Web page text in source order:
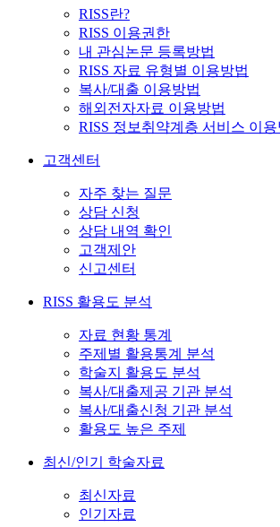
RISS란?
RISS 이용권한
내 관심논문 등록방법
RISS 자료 유형별 이용방법
복사/대출 이용방법
해외전자자료 이용방법
RISS 정보취약계층 서비스 이용
고객센터
자주 찾는 질문
상담 신청
상담 내역 확인
고객제안
신고센터
RISS 활용도 분석
자료 현황 통계
주제별 활용통계 분석
학술지 활용도 분석
복사/대출제공 기관 분석
복사/대출신청 기관 분석
활용도 높은 주제
최신/인기 학술자료
최신자료
인기자료